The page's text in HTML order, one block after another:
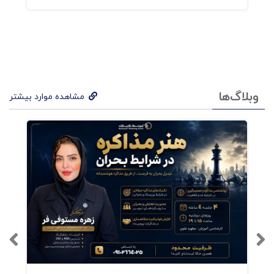
فهرست کتاب چم و خم استخدام
هزینه های استخدام
استخدام کننده ای فعال شوید
طراحی یک مصاحبه ی موثر
مصاحبه را ساذه برگزار نکنید
وبلاگ‌ها مشاهده موارد بیشتر